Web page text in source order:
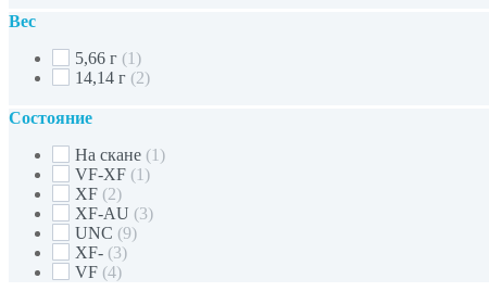
Вес
5,66 г (1)
14,14 г (2)
Состояние
На скане (1)
VF-XF (1)
XF (2)
XF-AU (3)
UNC (9)
XF- (3)
VF (4)